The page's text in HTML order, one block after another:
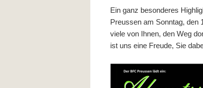
Ein ganz besonderes
Preussen am Sonntag, den
viele von Ihnen, den Weg
ist uns eine Freude, Sie